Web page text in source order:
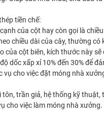
tiền chế:
của cột hay còn gọi là
chiều dài của cây, thường
của cột biên, kích thước này
dốc xấp xỉ 10% đến 30% để
cho việc đặt móng nhà
trần giả, hệ thống kỹ thuật,
cho việc làm móng nhà